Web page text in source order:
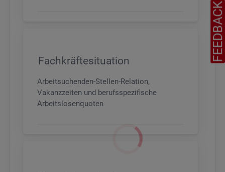
Fachkräftesituation
Arbeitsuchenden-Stellen-Relation,
Vakanzzeiten und berufsspezifische
Arbeitslosenquoten
FEEDBACK